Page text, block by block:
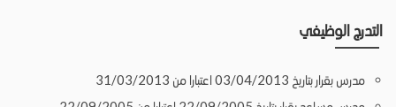
التدرج الوظيفي
مدرس بقرار بتاريخ 03/04/2013 اعتبارا من 31/03/2013